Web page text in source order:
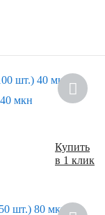
мкн
Купить
в 1 клик